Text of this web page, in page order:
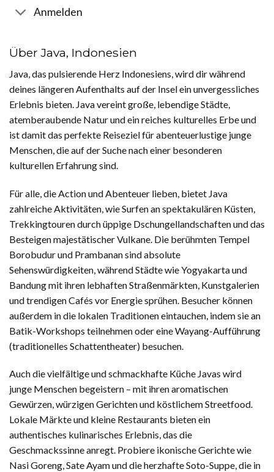
Anmelden
Über Java, Indonesien
Java, das pulsierende Herz Indonesiens, wird dir während
deines längeren Aufenthalts auf der Insel ein unvergessliches
Erlebnis bieten. Java vereint große, lebendige Städte,
atemberaubende Natur und ein reiches kulturelles Erbe und
ist damit das perfekte Reiseziel für abenteuerlustige junge
Menschen, die auf der Suche nach einer besonderen
kulturellen Erfahrung sind.
Für alle, die Action und Abenteuer lieben, bietet Java
zahlreiche Aktivitäten, wie Surfen an spektakulären Küsten,
Trekkingtouren durch üppige Dschungellandschaften und das
Besteigen majestätischer Vulkane. Die berühmten Tempel
Borobudur und Prambanan sind absolute
Sehenswürdigkeiten, während Städte wie Yogyakarta und
Bandung mit ihren lebhaften Straßenmärkten, Kunstgalerien
und trendigen Cafés vor Energie sprühen. Besucher können
außerdem in die lokalen Traditionen eintauchen, indem sie an
Batik-Workshops teilnehmen oder eine Wayang-Aufführung
(traditionelles Schattentheater) besuchen.
Auch die vielfältige und schmackhafte Küche Javas wird
junge Menschen begeistern – mit ihren aromatischen
Gewürzen, würzigen Gerichten und köstlichem Streetfood.
Lokale Märkte und kleine Restaurants bieten ein
authentisches kulinarisches Erlebnis, das die
Geschmackssinne anregt. Probiere ikonische Gerichte wie
Nasi Goreng, Sate Ayam und die herzhafte Soto-Suppe, die in